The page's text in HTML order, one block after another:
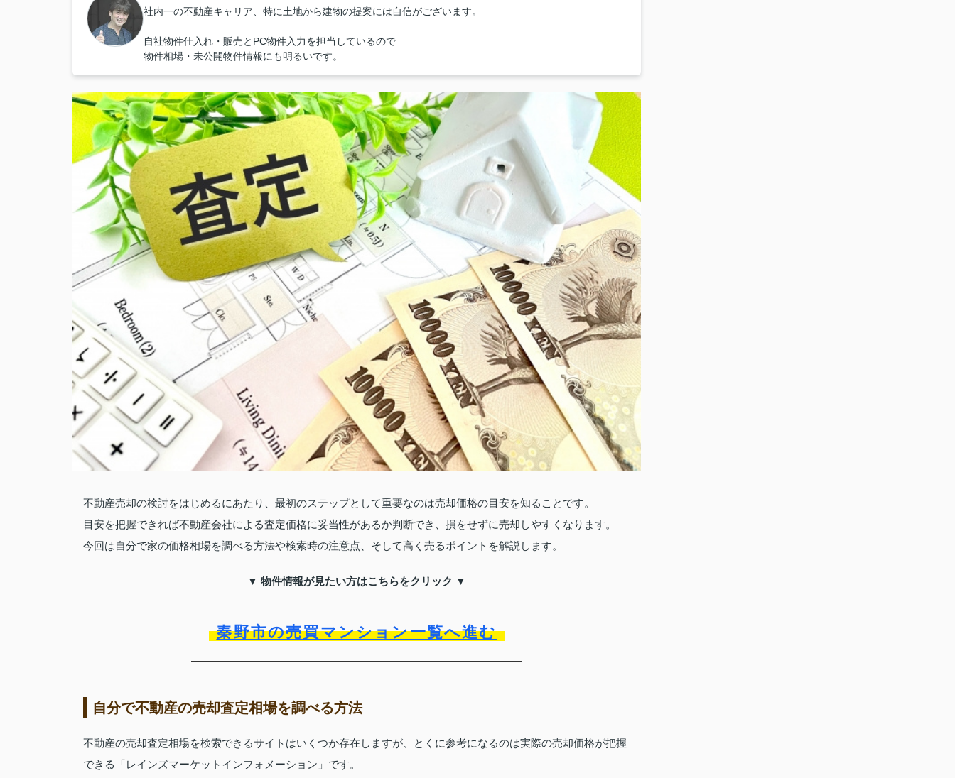
社内一の不動産キャリア、特に土地から建物の提案には自信がございます。
自社物件仕入れ・販売とPC物件入力を担当しているので
物件相場・未公開物件情報にも明るいです。
不動産売却の検討をはじめるにあたり、最初のステップとして重要なのは売却価格の目安を知ることです。
目安を把握できれば不動産会社による査定価格に妥当性があるか判断でき、損をせずに売却しやすくなります。
今回は自分で家の価格相場を調べる方法や検索時の注意点、そして高く売るポイントを解説します。
▼ 物件情報が見たい方はこちらをクリック ▼
秦野市の売買マンション一覧へ進む
自分で不動産の売却査定相場を調べる方法
不動産の売却査定相場を検索できるサイトはいくつか存在しますが、とくに参考になるのは実際の売却価格が把握
できる「レインズマーケットインフォメーション」です。